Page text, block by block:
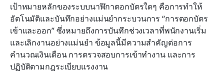
เป้าหมายหลักของระบบนาฬิกาตอกบัตรใดๆ คือการทำให้
อัตโนมัติและบันทึกอย่างแม่นยำกระบวนการ “การตอกบัตร
เข้าและออก” ซึ่งหมายถึงการบันทึกช่วงเวลาที่พนักงานเริ่ม
และเลิกงานอย่างแม่นยำ ข้อมูลนี้มีความสำคัญต่อการ
คำนวณเงินเดือน การตรวจสอบการเข้าทำงาน และการ
ปฏิบัติตามกฎระเบียบแรงงาน